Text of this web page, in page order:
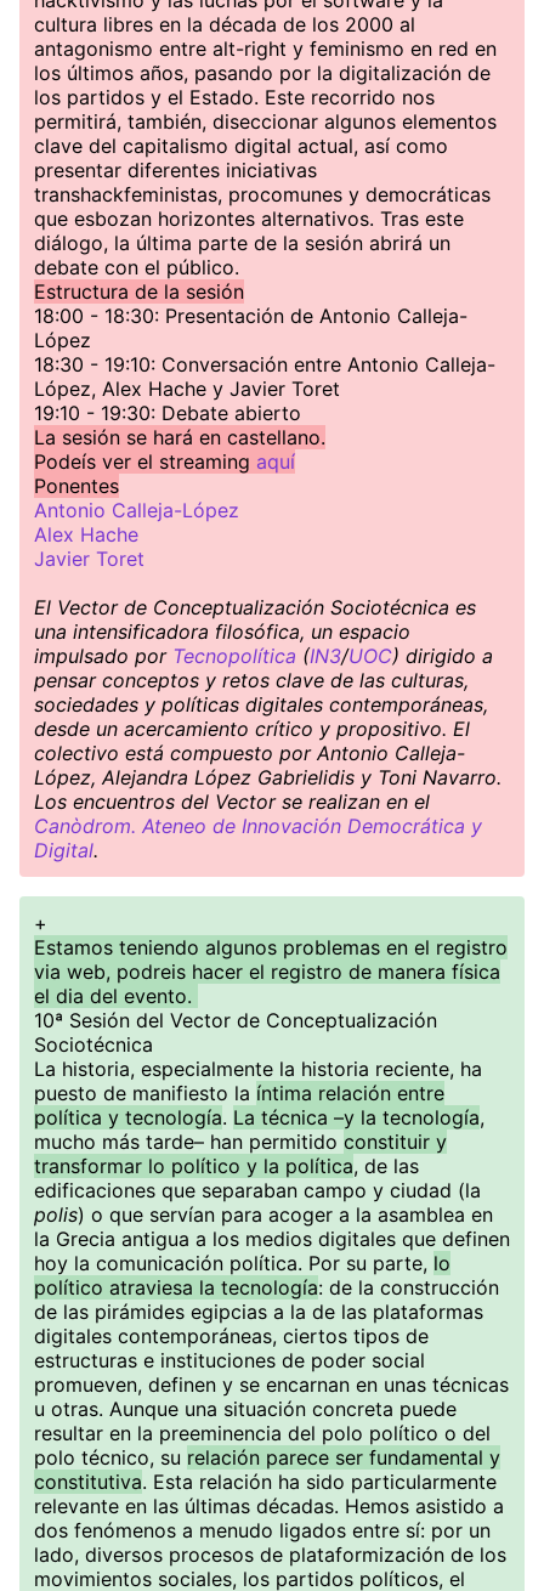
cultura libres en la década de los 2000 al
antagonismo entre alt-right y feminismo en red en
los últimos años, pasando por la digitalización de
los partidos y el Estado. Este recorrido nos
permitirá, también, diseccionar algunos elementos
clave del capitalismo digital actual, así como
presentar diferentes iniciativas
transhackfeministas, procomunes y democráticas
que esbozan horizontes alternativos. Tras este
diálogo, la última parte de la sesión abrirá un
debate con el público.
Estructura de la sesión
18:00 - 18:30: Presentación de Antonio Calleja-
López
18:30 - 19:10: Conversación entre Antonio Calleja-
López, Alex Hache y Javier Toret
19:10 - 19:30: Debate abierto
La sesión se hará en castellano.
Podeís ver el streaming aquí
Ponentes
Antonio Calleja-López
Alex Hache
Javier Toret
El Vector de Conceptualización Sociotécnica es
una intensificadora filosófica, un espacio
impulsado por Tecnopolítica (IN3/UOC) dirigido a
pensar conceptos y retos clave de las culturas,
sociedades y políticas digitales contemporáneas,
desde un acercamiento crítico y propositivo. El
colectivo está compuesto por Antonio Calleja-
López, Alejandra López Gabrielidis y Toni Navarro.
Los encuentros del Vector se realizan en el
Canòdrom. Ateneo de Innovación Democrática y
Digital.
+
Estamos teniendo algunos problemas en el registro
via web, podreis hacer el registro de manera física
el dia del evento.
10ª Sesión del Vector de Conceptualización
Sociotécnica
La historia, especialmente la historia reciente, ha
puesto de manifiesto la íntima relación entre
política y tecnología. La técnica –y la tecnología,
mucho más tarde– han permitido constituir y
transformar lo político y la política, de las
edificaciones que separaban campo y ciudad (la
polis) o que servían para acoger a la asamblea en
la Grecia antigua a los medios digitales que definen
hoy la comunicación política. Por su parte, lo
político atraviesa la tecnología: de la construcción
de las pirámides egipcias a la de las plataformas
digitales contemporáneas, ciertos tipos de
estructuras e instituciones de poder social
promueven, definen y se encarnan en unas técnicas
u otras. Aunque una situación concreta puede
resultar en la preeminencia del polo político o del
polo técnico, su relación parece ser fundamental y
constitutiva. Esta relación ha sido particularmente
relevante en las últimas décadas. Hemos asistido a
dos fenómenos a menudo ligados entre sí: por un
lado, diversos procesos de plataformización de los
movimientos sociales, los partidos políticos, el